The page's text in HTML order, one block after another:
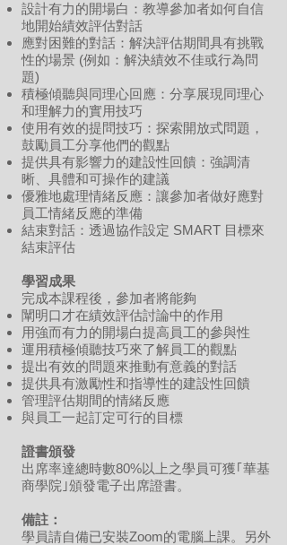
設計有力的開場白：教導參加者如何自信
地開始績效評估對話
應對困難的對話：解決評估期間具有挑戰
性的場景 (例如：解決績效不佳或行為問
題)
積極傾聽與同理心回應：分享展現同理心
和理解力的實用技巧
使用有效的提問技巧：探索開放式問題，
鼓勵員工分享他們的觀點
提供具有影響力的建設性回饋：強調清
晰、具體和可操作的建議
優雅地處理情緒反應：讓參加者做好應對
員工情緒反應的準備
結束對話：透過協作設定 SMART 目標來
結束評估
學習成果
完成本課程後，參加者將能夠
闡明口才在績效評估討論中的作用
用強而有力的開場白提高員工的參與性
運用積極傾聽技巧來了解員工的觀點
提出有效的問題來推動有意義的對話
提供具有激勵性和指導性的建設性回饋
管理評估期間的情緒反應
與員工一起訂定可行的目標
證書頒發
出席率達總時數80%以上之學員可獲｢華基
商學院｣頒發電子出席證書。
備註：
學員請自備已安裝Zoom的電腦上課。另外